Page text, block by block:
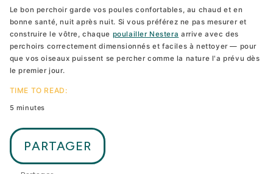
Le bon perchoir garde vos poules confortables, au chaud et en
bonne santé, nuit après nuit. Si vous préférez ne pas mesurer et
construire le vôtre, chaque poulailler Nestera arrive avec des
perchoirs correctement dimensionnés et faciles à nettoyer — pour
que vos oiseaux puissent se percher comme la nature l'a prévu dès
le premier jour.
TIME TO READ:
5 minutes
PARTAGER